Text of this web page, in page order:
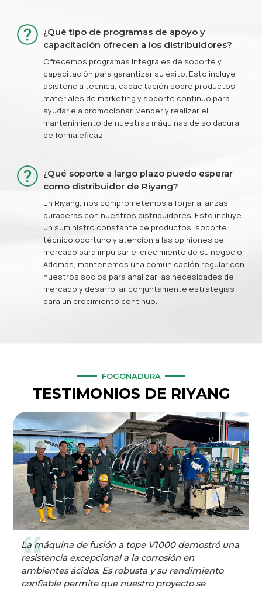
¿Qué tipo de programas de apoyo y
capacitación ofrecen a los distribuidores?
Ofrecemos programas integrales de soporte y
capacitación para garantizar su éxito. Esto incluye
asistencia técnica, capacitación sobre productos,
materiales de marketing y soporte continuo para
ayudarle a promocionar, vender y realizar el
mantenimiento de nuestras máquinas de soldadura
de forma eficaz.
¿Qué soporte a largo plazo puedo esperar
como distribuidor de Riyang?
En Riyang, nos comprometemos a forjar alianzas
duraderas con nuestros distribuidores. Esto incluye
un suministro constante de productos, soporte
técnico oportuno y atención a las opiniones del
mercado para impulsar el crecimiento de su negocio.
Además, mantenemos una comunicación regular con
nuestros socios para analizar las necesidades del
mercado y desarrollar conjuntamente estrategias
para un crecimiento continuo.
FOGONADURA
TESTIMONIOS DE RIYANG
La máquina de fusión a tope V1000 demostró una
resistencia excepcional a la corrosión en
ambientes ácidos. Es robusta y su rendimiento
confiable permite que nuestro proyecto se